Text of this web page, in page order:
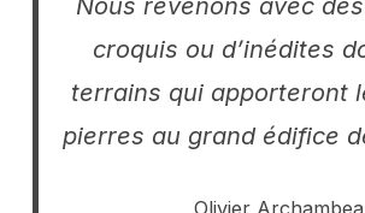
croquis ou d’inédites
terrains qui apporteront
pierres au grand édifice
Olivier